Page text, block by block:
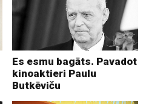
Es esmu bagāts. Pavadot
kinoaktieri Paulu
Butkēviču